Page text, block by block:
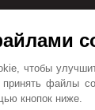
чтобы
файлы
кнопок ниже.